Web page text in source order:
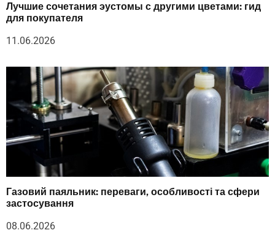
Лучшие сочетания эустомы с другими цветами: гид
для покупателя
11.06.2026
Газовий паяльник: переваги, особливості та сфери
застосування
08.06.2026